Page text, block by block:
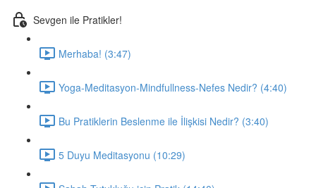
Sevgen ile Pratikler!
Merhaba! (3:47)
Yoga-Meditasyon-Mindfullness-Nefes Nedir? (4:40)
Bu Pratiklerin Beslenme ile İlişkisi Nedir? (3:40)
5 Duyu Meditasyonu (10:29)